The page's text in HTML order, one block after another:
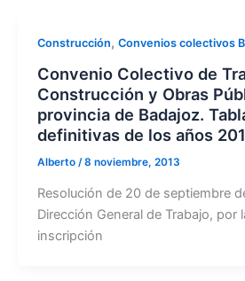
Construcción, Convenios colectivos
Convenio Colectivo de
Construcción y Obras
provincia de Badajoz.
definitivas de los años
Alberto /8 noviembre, 2013
Resolución de 20 de septiembre
Dirección General de Trabajo, por
inscripción